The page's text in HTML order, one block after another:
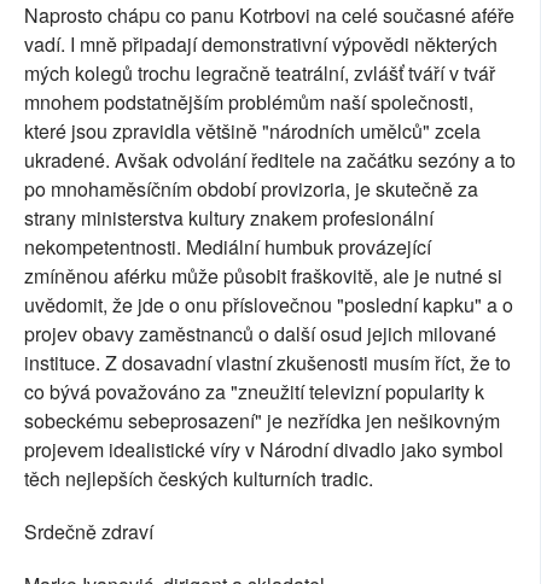
Naprosto chápu co panu Kotrbovi na celé současné aféře
vadí. I mně připadají demonstrativní výpovědi některých
mých kolegů trochu legračně teatrální, zvlášť tváří v tvář
mnohem podstatnějším problémům naší společnosti,
které jsou zpravidla většině "národních umělců" zcela
ukradené. Avšak odvolání ředitele na začátku sezóny a to
po mnohaměsíčním období provizoria, je skutečně za
strany ministerstva kultury znakem profesionální
nekompetentnosti. Mediální humbuk provázející
zmíněnou aférku může působit fraškovitě, ale je nutné si
uvědomit, že jde o onu příslovečnou "poslední kapku" a o
projev obavy zaměstnanců o další osud jejich milované
instituce. Z dosavadní vlastní zkušenosti musím říct, že to
co bývá považováno za "zneužití televizní popularity k
sobeckému sebeprosazení" je nezřídka jen nešikovným
projevem idealistické víry v Národní divadlo jako symbol
těch nejlepších českých kulturních tradic.
Srdečně zdraví